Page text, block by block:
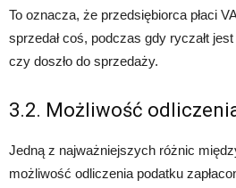
To oznacza, że przedsiębiorca płaci
sprzedał coś, podczas gdy ryczałt
czy doszło do sprzedaży.
3.2. Możliwość
Jedną z najważniejszych różnic
możliwość odliczenia podatku